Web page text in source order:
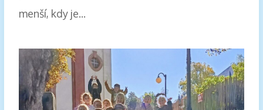
menší, kdy je...